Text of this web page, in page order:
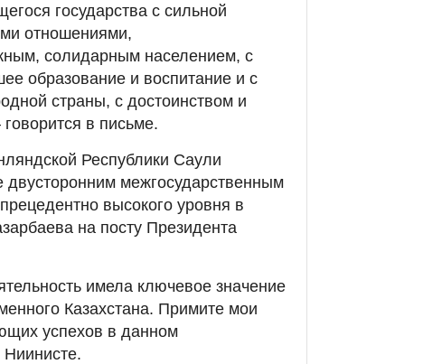
государства с сильной
отношениями,
солидарным населением, с
образование и воспитание и с
страны, с достоинством и
в письме.
Республики Саули
двусторонним межгосударственным
высокого уровня в
на посту Президента
имела ключевое значение
Казахстана. Примите мои
успехов в данном